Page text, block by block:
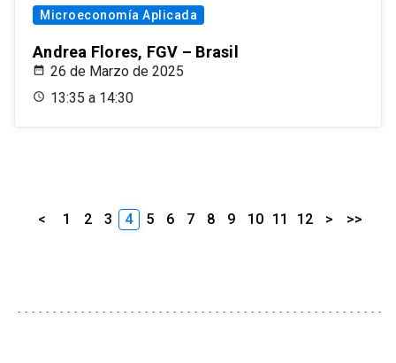
Microeconomía Aplicada
Andrea Flores, FGV – Brasil
26 de Marzo de 2025
13:35 a 14:30
< 1 2 3 4 5 6 7 8 9 10 11 12 > >>